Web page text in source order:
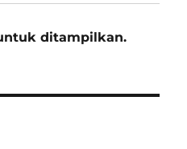
ditampilkan.